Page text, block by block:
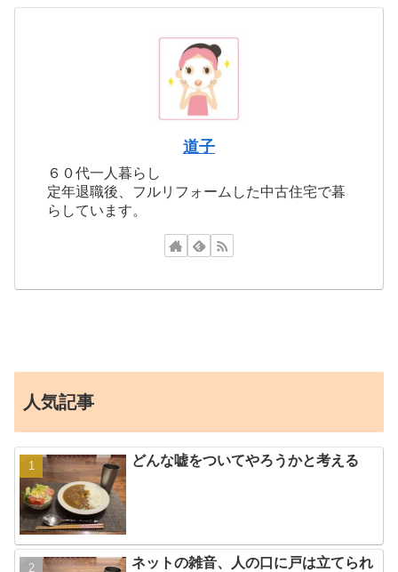
道子
６０代一人暮らし
定年退職後、フルリフォームした中古住宅で暮
らしています。
人気記事
どんな嘘をついてやろうかと考える
ネットの雑音、人の口に戸は立てられ